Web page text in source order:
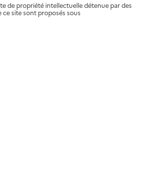
de propriété intellectuelle détenue par des
ce site sont proposés sous